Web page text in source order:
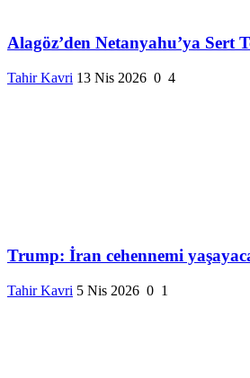
Alagöz’den Netanyahu’ya Sert
Tahir Kavri 13 Nis 2026 0 4
Trump: İran cehennemi
Tahir Kavri 5 Nis 2026 0 1